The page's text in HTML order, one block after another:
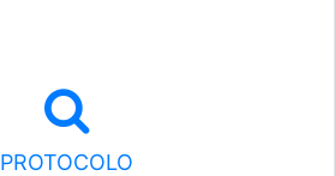
PROTOCOLO